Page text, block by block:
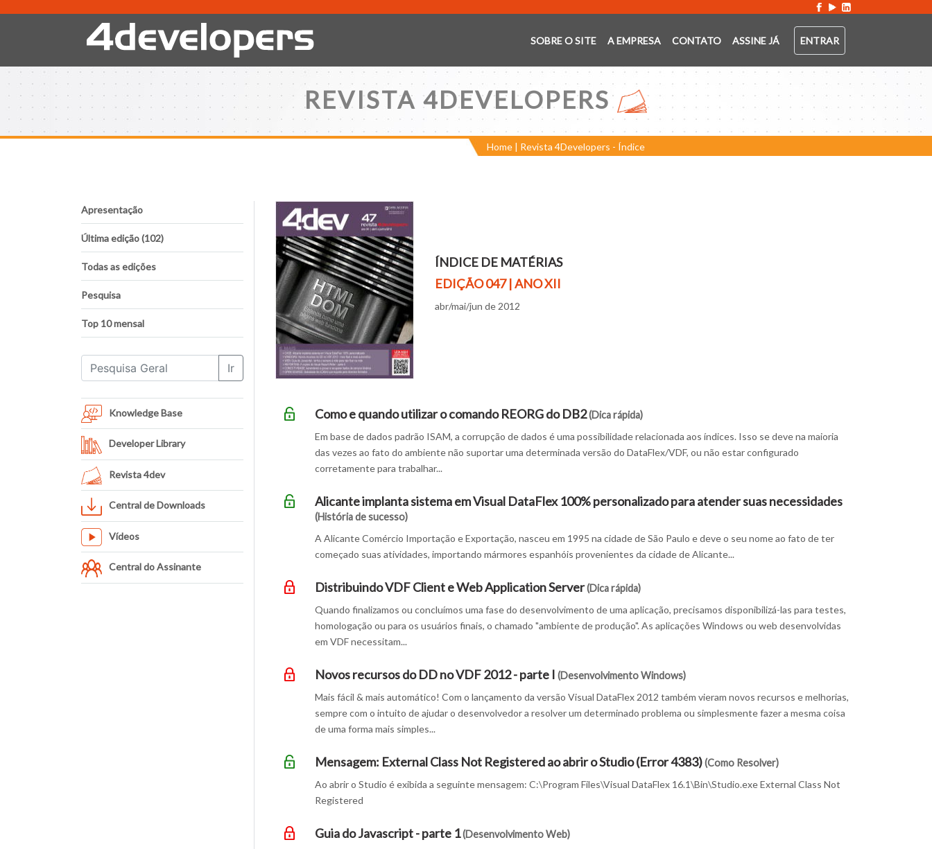
SOBRE O SITE A EMPRESA CONTATO ASSINE JÁ ENTRAR
REVISTA 4DEVELOPERS
Home | Revista 4Developers - Índice
Apresentação
Última edição (102)
Todas as edições
Pesquisa
Top 10 mensal
Ir
Knowledge Base
Developer Library
Revista 4dev
Central de Downloads
Vídeos
Central do Assinante
ÍNDICE DE MATÉRIAS
EDIÇÃO 047| ANO XII
abr/mai/jun de 2012
Como e quando utilizar o comando REORG do DB2(Dica rápida)
Em base de dados padrão ISAM, a corrupção de dados é uma possibilidade relacionada aos índices. Isso se deve na maioria
das vezes ao fato do ambiente não suportar uma determinada versão do DataFlex/VDF, ou não estar configurado
corretamente para trabalhar...
Alicante implanta sistema em Visual DataFlex 100% personalizado para atender suas necessidades
(História de sucesso)
A Alicante Comércio Importação e Exportação, nasceu em 1995 na cidade de São Paulo e deve o seu nome ao fato de ter
começado suas atividades, importando mármores espanhóis provenientes da cidade de Alicante...
Distribuindo VDF Client e Web Application Server(Dica rápida)
Quando finalizamos ou concluímos uma fase do desenvolvimento de uma aplicação, precisamos disponibilizá-las para testes,
homologação ou para os usuários finais, o chamado "ambiente de produção". As aplicações Windows ou web desenvolvidas
em VDF necessitam...
Novos recursos do DD no VDF 2012 - parte I (Desenvolvimento Windows)
Mais fácil & mais automático! Com o lançamento da versão Visual DataFlex 2012 também vieram novos recursos e melhorias,
sempre com o intuito de ajudar o desenvolvedor a resolver um determinado problema ou simplesmente fazer a mesma coisa
de uma forma mais simples...
Mensagem: External Class Not Registered ao abrir o Studio (Error 4383)(Como Resolver)
Ao abrir o Studio é exibida a seguinte mensagem: C:\Program Files\Visual DataFlex 16.1\Bin\Studio.exe External Class Not
Registered
Guia do Javascript - parte 1(Desenvolvimento Web)